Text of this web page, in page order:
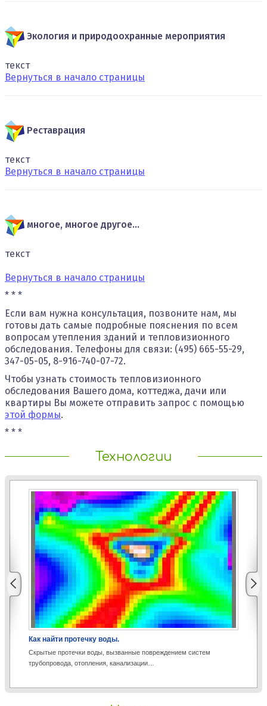
Экология и природоохранные мероприятия
текст
Вернуться в начало страницы
Реставрация
текст
Вернуться в начало страницы
многое, многое другое...
текст
Вернуться в начало страницы
* * *
Если вам нужна консультация, позвоните нам, мы
готовы дать самые подробные пояснения по всем
вопросам утепления зданий и тепловизионного
обследования. Телефоны для связи: (495) 665-55-29,
347-05-05, 8-916-740-07-72.
Чтобы узнать стоимость тепловизионного
обследования Вашего дома, коттеджа, дачи или
квартиры Вы можете отправить запрос с помощью
этой формы.
* * *
Технологии
Как найти протечку воды.
Скрытые протечки воды, вызванные повреждением систем
трубопровода, отопления, канализации…